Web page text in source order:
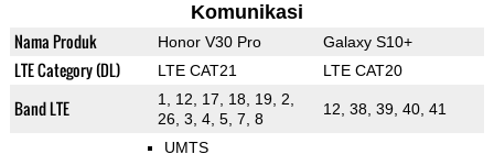
Komunikasi
Nama Produk Honor V30 Pro Galaxy S10+
LTE Category (DL) LTE CAT21 LTE CAT20
Band LTE
1, 12, 17, 18, 19, 2,
26, 3, 4, 5, 7, 8
12, 38, 39, 40, 41
UMTS